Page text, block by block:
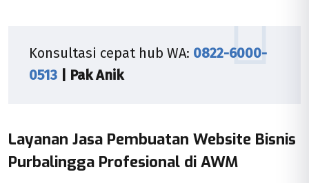
Konsultasi cepat hub WA: 0822-6000-
0513 | Pak Anik
Layanan Jasa Pembuatan Website Bisnis
Purbalingga Profesional di AWM